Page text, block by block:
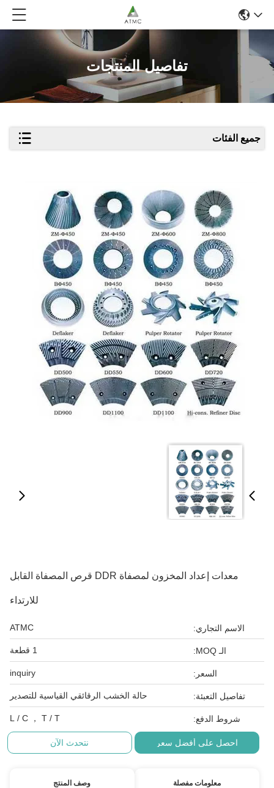
تفاصيل المنتجات
جميع الفئات
معدات إعداد المخزون لمصفاة DDR قرص المصفاة القابل
للارتداء
الاسم التجاري: ATMC
الـ MOQ: 1 قطعة
السعر: inquiry
تفاصيل التعبئة: حالة الخشب الرقائقي القياسية للتصدير
شروط الدفع: L / C ， T / T
احصل على أفضل سعر نتحدث الآن
معلومات مفصلة وصف المنتج